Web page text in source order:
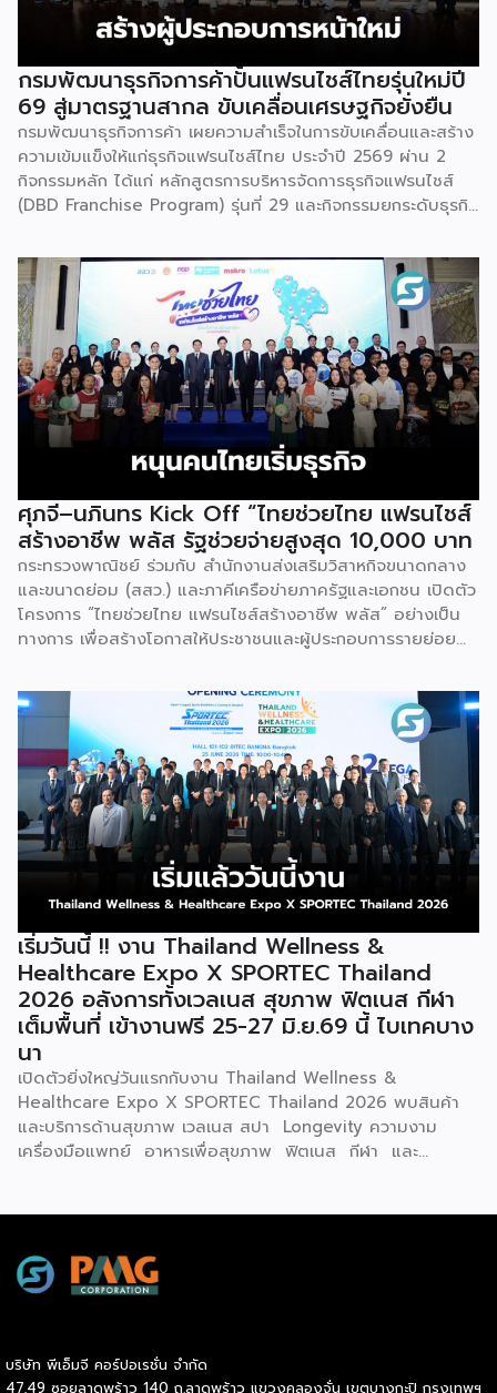
กรมพัฒนาธุรกิจการค้าปั้นแฟรนไชส์ไทยรุ่นใหม่ปี
69 สู่มาตรฐานสากล ขับเคลื่อนเศรษฐกิจยั่งยืน
กรมพัฒนาธุรกิจการค้า เผยความสำเร็จในการขับเคลื่อนและสร้าง
ความเข้มแข็งให้แก่ธุรกิจแฟรนไชส์ไทย ประจำปี 2569 ผ่าน 2
กิจกรรมหลัก ได้แก่ หลักสูตรการบริหารจัดการธุรกิจแฟรนไชส์
(DBD Franchise Program) รุ่นที่ 29 และกิจกรรมยกระดับธุรกิจ
(Franchise Standard) มุ่งเป้าบ่มเพาะศักยภาพผู้ประกอบการราย
ใหม่ พร้อมการันตีคุณภาพมาตรฐานเพื่อสร้างความเชี่ยวชาญและ
ความน่าเชื่อถือในตลาดโลก นายพูนพงษ์ นัยนาภากรณ์ อธิบดี
กรมพัฒนาธุรกิจการค้า กระทรวงพาณิชย์ เปิดเผยภายหลังเป็น
ประธานมอบประกาศนียบัตรแก่ผู้ประกอบการแฟรนไชส์ใน 2
กิจกรรมว่า “ขอแสดงความยินดีกับทุกกิจการที่ได้รับ
ประกาศนียบัตรในวันนี้ (วันพุธที่ 15 กรกฎาคม 2569) โดย
กิจกรรมแรกเป็นการอบรมหลักสูตรการบริหารจัดการธุรกิจแฟรน
ไชส์ (DBD Franchise Program: DBD-FP) รุ่นที่ 29 ซึ่งเป็น
หลักสูตรระยะยาวที่จัดขึ้นตั้งแต่วันที่ 3 ธันวาคม 2568 – วันที่ 2
เมษายน 2569 รวม 23 วัน โดยได้รับเกียรติจากวิทยากรผู้ทรง
คุณวุฒิจากภาครัฐ ภาคเอกชน และสถาบันการศึกษา ที่มาร่วมบ่ม
เพาะความรู้เชิงปฏิบัติการให้แก่ผู้ประกอบธุรกิจแฟรนไชส์อย่างเข้ม
ข้นรวม […]
ศุภจี–นภินทร Kick Off “ไทยช่วยไทย แฟรนไชส์
สร้างอาชีพ พลัส รัฐช่วยจ่ายสูงสุด 10,000 บาท
กระทรวงพาณิชย์ ร่วมกับ สำนักงานส่งเสริมวิสาหกิจขนาดกลาง
และขนาดย่อม (สสว.) และภาคีเครือข่ายภาครัฐและเอกชน เปิดตัว
โครงการ “ไทยช่วยไทย แฟรนไชส์สร้างอาชีพ พลัส” อย่างเป็น
ทางการ เพื่อสร้างโอกาสให้ประชาชนและผู้ประกอบการรายย่อย
ทั้งเงินอุดหนุน พื้นที่ค้าขาย แหล่งเงินทุน และการเชื่อมโยงตลาด
ดิจิทัล เพื่อสร้างอาชีพ เพิ่มรายได้ และเสริมความเข้มแข็งให้
เศรษฐกิจฐานราก นางศุภจี สุธรรมพันธุ์ รองนายกรัฐมนตรีและ
รัฐมนตรีว่าการกระทรวงพาณิชย์ เป็นประธานเปิดโครงการ “ไทย
ช่วยไทย แฟรนไชส์สร้างอาชีพ พลัส” ณ ห้องบุรฉัตรไชยากร
สำนักงานปลัดกระทรวงพาณิชย์ โดยมีนายนภินทร ศรีสรรพางค์
รัฐมนตรีประจำสำนักนายกรัฐมนตรี ผู้กำกับดูแลสำนักงานส่ง
เสริมวิสาหกิจขนาดกลางและขนาดย่อม (สสว.) พร้อมผู้บริหาร
หน่วยงานภาครัฐ ภาคเอกชน และผู้ประกอบธุรกิจแฟรนไชส์เข้า
ร่วม นางศุภจี กล่าวว่า โครงการนี้เกิดจากความร่วมมือระหว่าง
กระทรวงพาณิชย์ และ สสว. ภายใต้นโยบายของรัฐบาลที่มุ่งดูแล
ค่าครองชีพของประชาชนควบคู่กับการสร้างรายได้ โดยกรม
พัฒนาธุรกิจการค้าได้พัฒนาธุรกิจแฟรนไชส์มาอย่างต่อเนื่อง
เพื่อเปิดโอกาสให้ผู้ที่ต้องการมีอาชีพหรือหารายได้เพิ่มเติม
สามารถเริ่มต้นธุรกิจได้ง่ายขึ้นผ่านระบบแฟรนไชส์ ซึ่งปัจจุบันมี
ธุรกิจแฟรนไชส์จดทะเบียนกับกรมพัฒนาธุรกิจการค้ากว่า 500
ราย และได้คัดเลือกแฟรนไชส์มาตรฐานที่มีมูลค่าการลงทุนไม่เกิน
100,000 บาท เข้าร่วมโครงการกว่า […]
เริ่มวันนี้ !! งาน Thailand Wellness &
Healthcare Expo X SPORTEC Thailand
2026 อลังการทั้งเวลเนส สุขภาพ ฟิตเนส กีฬา
เต็มพื้นที่ เข้างานฟรี 25-27 มิ.ย.69 นี้ ไบเทคบาง
นา
เปิดตัวยิ่งใหญ่วันแรกกับงาน Thailand Wellness &
Healthcare Expo X SPORTEC Thailand 2026 พบสินค้า
และบริการด้านสุขภาพ เวลเนส สปา Longevity ความงาม
เครื่องมือแพทย์ อาหารเพื่อสุขภาพ ฟิตเนส กีฬา และ
พร้อมเวทีเจรจาจับคู่ธุรกิจทั้งในและต่างประเทศ งานจัดต่อเนื่อง
ตั้งแต่วันนี้ถึง 27 มิถุนายน 2569 ณ ฮอลล์ 101, 102 ไบเทค
เรือง อดีตรัฐมนตรีว่าการกระทรวงวิทยาศาสตร์และเทคโนโลยี
บริษัท พีเอ็มจี คอร์ปอเรชั่น จำกัด
47,49 ซอยลาดพร้าว 140 ถ.ลาดพร้าว แขวงคลองจั่น เขตบางกะปิ กรุงเทพฯ